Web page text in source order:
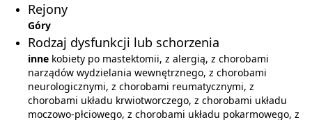
Rejony
Góry
Rodzaj dysfunkcji lub schorzenia
inne kobiety po mastektomii, z alergią, z chorobami
narządów wydzielania wewnętrznego, z chorobami
neurologicznymi, z chorobami reumatycznymi, z
chorobami układu krwiotworczego, z chorobami układu
moczowo-płciowego, z chorobami układu pokarmowego, z